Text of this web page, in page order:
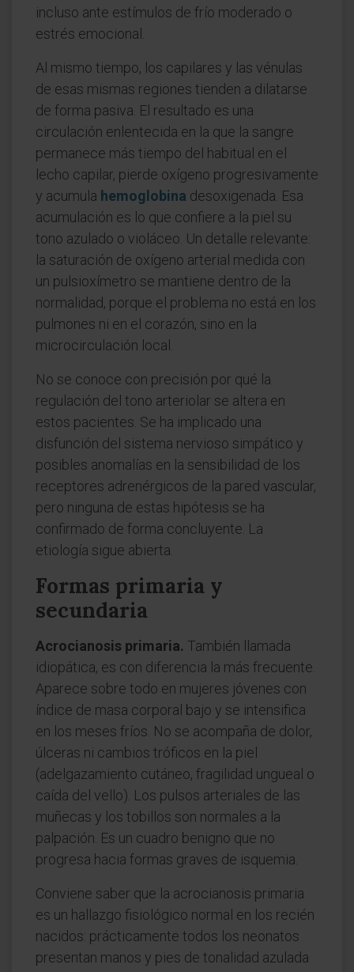
incluso ante estímulos de frío moderado o
estrés emocional.
Al mismo tiempo, los capilares y las vénulas
de esas mismas regiones tienden a dilatarse
de forma pasiva. El resultado es una
circulación enlentecida en la que la sangre
permanece más tiempo del habitual en el
lecho capilar, pierde oxígeno progresivamente
y acumula hemoglobina desoxigenada. Esa
acumulación es lo que confiere a la piel su
tono azulado o violáceo. Un detalle relevante:
la saturación de oxígeno arterial medida con
un pulsioxímetro se mantiene dentro de la
normalidad, porque el problema no está en los
pulmones ni en el corazón, sino en la
microcirculación local.
No se conoce con precisión por qué la
regulación del tono arteriolar se altera en
estos pacientes. Se ha implicado una
disfunción del sistema nervioso simpático y
posibles anomalías en la sensibilidad de los
receptores adrenérgicos de la pared vascular,
pero ninguna de estas hipótesis se ha
confirmado de forma concluyente. La
etiología sigue abierta.
Formas primaria y
secundaria
Acrocianosis primaria. También llamada
idiopática, es con diferencia la más frecuente.
Aparece sobre todo en mujeres jóvenes con
índice de masa corporal bajo y se intensifica
en los meses fríos. No se acompaña de dolor,
úlceras ni cambios tróficos en la piel
(adelgazamiento cutáneo, fragilidad ungueal o
caída del vello). Los pulsos arteriales de las
muñecas y los tobillos son normales a la
palpación. Es un cuadro benigno que no
progresa hacia formas graves de isquemia.
Conviene saber que la acrocianosis primaria
es un hallazgo fisiológico normal en los recién
nacidos: prácticamente todos los neonatos
presentan manos y pies de tonalidad azulada